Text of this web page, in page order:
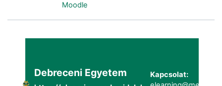
Moodle
Debreceni Egyetem
Kapcsolat: